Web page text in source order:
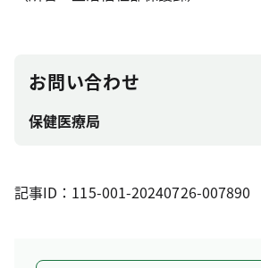
お問い合わせ
保健医療局
記事ID：115-001-20240726-007890